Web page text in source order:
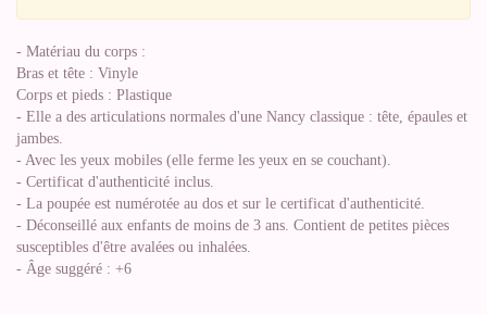
- Matériau du corps :
Bras et tête : Vinyle
Corps et pieds : Plastique
- Elle a des articulations normales d'une Nancy classique : tête, épaules et
jambes.
- Avec les yeux mobiles (elle ferme les yeux en se couchant).
- Certificat d'authenticité inclus.
- La poupée est numérotée au dos et sur le certificat d'authenticité.
- Déconseillé aux enfants de moins de 3 ans. Contient de petites pièces
susceptibles d'être avalées ou inhalées.
- Âge suggéré : +6